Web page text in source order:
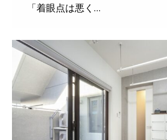
「着眼点は悪く…